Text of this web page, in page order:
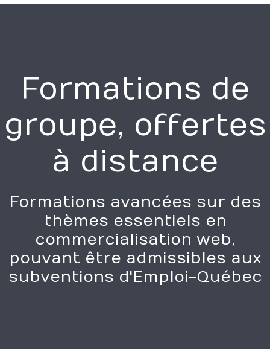
Formations de
groupe, offertes
à distance
Formations avancées sur des
thèmes essentiels en
commercialisation web,
pouvant être admissibles aux
subventions d'Emploi-Québec